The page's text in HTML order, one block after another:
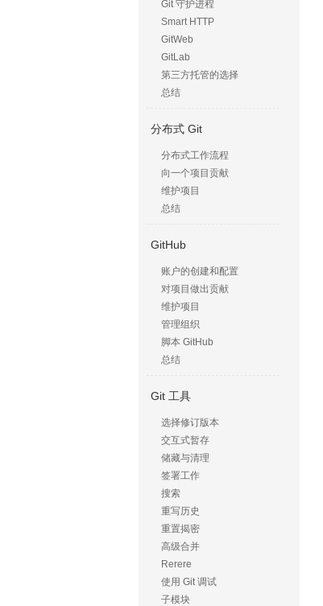
Git 守护进程
Smart HTTP
GitWeb
GitLab
第三方托管的选择
总结
分布式 Git
分布式工作流程
向一个项目贡献
维护项目
总结
GitHub
账户的创建和配置
对项目做出贡献
维护项目
管理组织
脚本 GitHub
总结
Git 工具
选择修订版本
交互式暂存
储藏与清理
签署工作
搜索
重写历史
重置揭密
高级合并
Rerere
使用 Git 调试
子模块